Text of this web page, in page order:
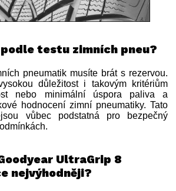
testu zimních pneu?
pneumatik musíte brát s rezervou.
důležitost i takovým kritériům
nebo minimální úspora paliva a
hodnocení zimní pneumatiky. Tato
vůbec podstatná pro bezpečný
UltraGrip 8
nejvýhodněji?